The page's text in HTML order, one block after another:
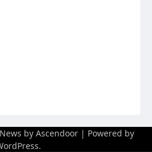
by Ascendoor | Powered by
.